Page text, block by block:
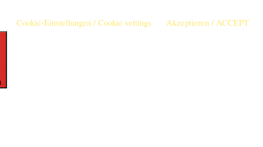
Cookie-Einstellungen / Cookie settings Akzeptieren / ACCEPT